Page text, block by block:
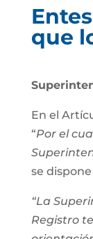
que
En el
“Por el
se
“La
Registro